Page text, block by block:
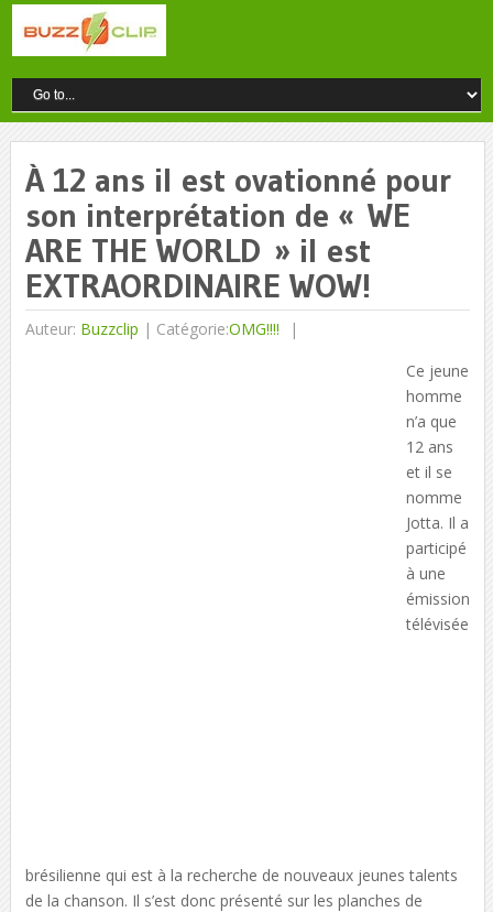
À 12 ans il est ovationné pour
son interprétation de « WE
ARE THE WORLD » il est
EXTRAORDINAIRE WOW!
Auteur: Buzzclip | Catégorie:OMG!!!!
Ce jeune
homme
n’a que
12 ans
et il se
nomme
Jotta. Il a
participé
à une
émission
télévisée
brésilienne qui est à la recherche de nouveaux jeunes talents
de la chanson. Il s’est donc présenté sur les planches de